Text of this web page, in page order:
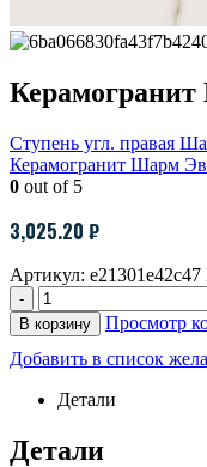
Ступень угл. правая
Керамогранит Шарм
0 out of 5
3,025.20 ₽
Артикул: e21301e42c47
-
В корзину
Просмотр
Добавить в список
Детали
Детали